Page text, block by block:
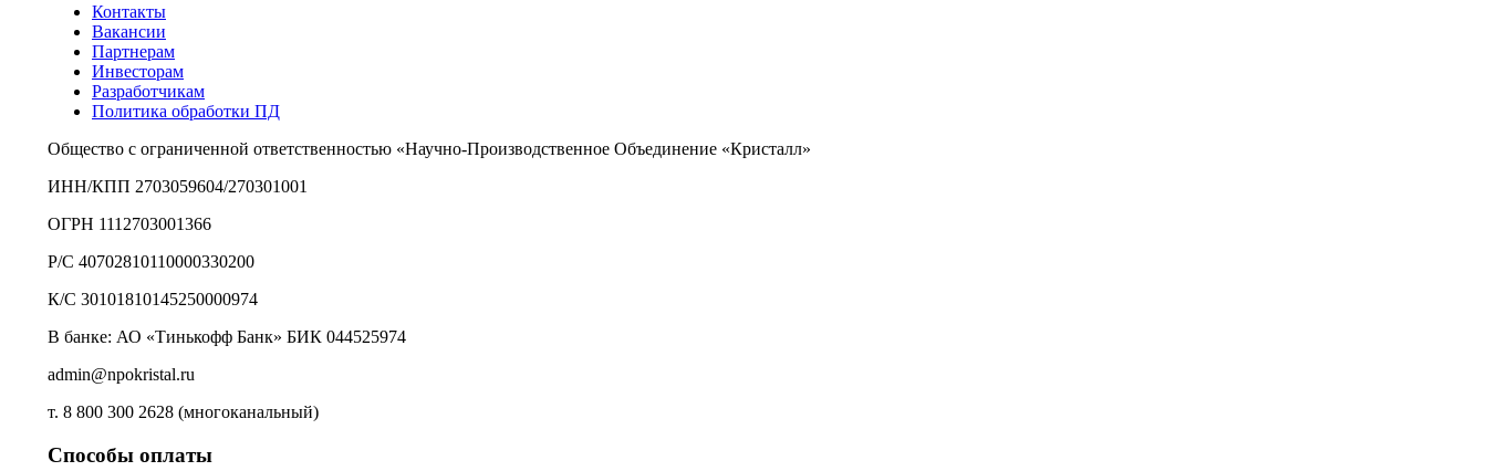
Контакты
Вакансии
Партнерам
Инвесторам
Разработчикам
Политика обработки ПД
Общество с ограниченной ответственностью «Научно-Производственное Объединение «Кристалл»
ИНН/КПП 2703059604/270301001
ОГРН 1112703001366
Р/С 40702810110000330200
К/С 30101810145250000974
В банке: АО «Тинькофф Банк» БИК 044525974
admin@npokristal.ru
т. 8 800 300 2628 (многоканальный)
Способы оплаты